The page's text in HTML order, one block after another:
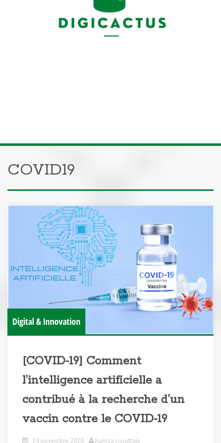
COVID19
Digital & Innovation
[COVID-19] Comment
l’intelligence artificielle a
contribué à la recherche d’un
vaccin contre le COVID-19
24 novembre 2020 hamza mouttaki